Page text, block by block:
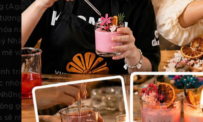
(Agarwood). Những mùi hương này mang năng lượng
sinh: Hỏa sinh Thổ, Thổ sinh Kim. Hương thơm
năng lượng Hỏa của ngọn lửa thành năng lượng
Nhân. Sự kết hợp này không chỉ hóa giải sự xung
và hài hòa tuyệt đối.
triết sâu sắc hơn, một sự thanh lọc tâm trí để nhận
Thảo mộc và Nhựa cây như Oải Hương
mùi hương này giúp thanh tẩy những năng
gian, biến góc Tây Bắc trở thành một đền thờ nhỏ
nhạy bén hơn trước những cơ hội và dễ dàng kết